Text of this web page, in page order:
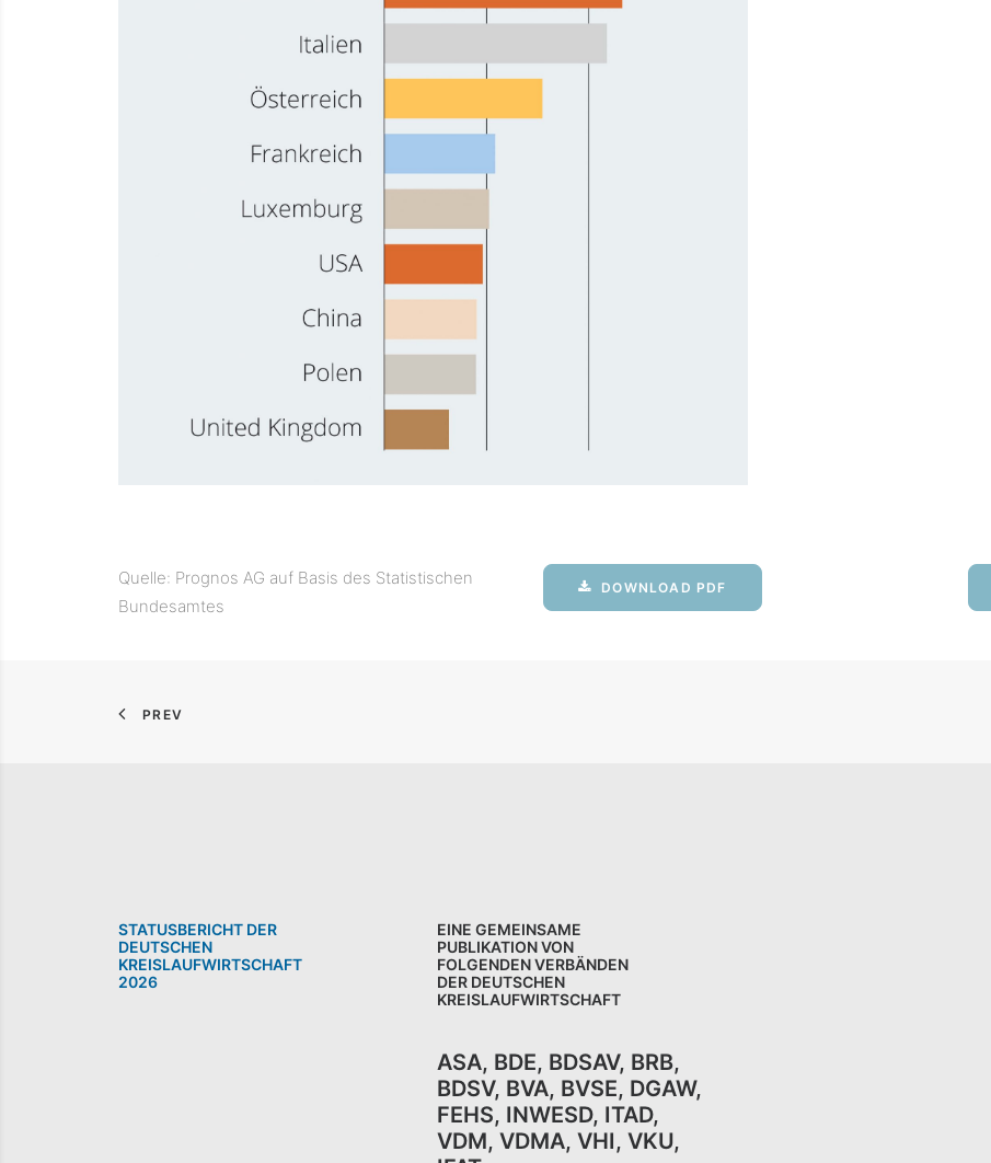
Quelle: Prognos AG auf Basis des Statistischen
Bundesamtes
DOWNLOAD PDF
PREV
STATUSBERICHT DER
DEUTSCHEN
KREISLAUFWIRTSCHAFT
2026
EINE GEMEINSAME
PUBLIKATION VON
FOLGENDEN VERBÄNDEN
DER DEUTSCHEN
KREISLAUFWIRTSCHAFT
ASA, BDE, BDSAV, BRB,
BDSV, BVA, BVSE, DGAW,
FEHS, INWESD, ITAD,
VDM, VDMA, VHI, VKU,